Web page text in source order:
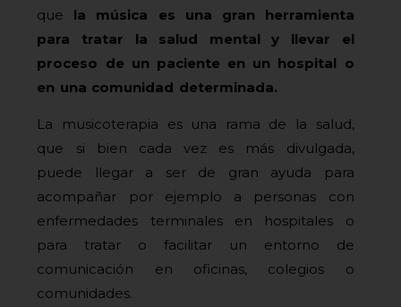
que la música es una gran herramienta
para tratar la salud mental y llevar el
proceso de un paciente en un hospital o
en una comunidad determinada.
La musicoterapia es una rama de la salud,
que si bien cada vez es más divulgada,
puede llegar a ser de gran ayuda para
acompañar por ejemplo a personas con
enfermedades terminales en hospitales o
para tratar o facilitar un entorno de
comunicación en oficinas, colegios o
comunidades.